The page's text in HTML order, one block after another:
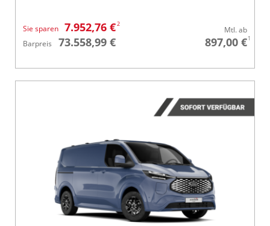
Sie sparen 7.952,76 €2
Barpreis 73.558,99 €
Mtl. ab
897,00 €1